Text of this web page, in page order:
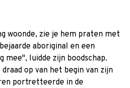
woonde, zie je hem praten met
aboriginal en een
mee", luidde zijn boodschap.
op van het begin van zijn
portretteerde in de